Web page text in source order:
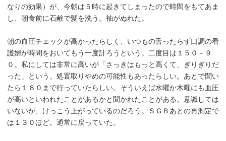
なりの効果）が、今朝は５時に起きてしまったので時間をもてあま
し、朝食前に石鹸で髪を洗う。袖がぬれた。
朝の血圧チェックが高かったらしく、いつもの舌ったらず口調の看
護婦が時間をおいてもう一度計ろうという。二度目は１５０－９
０。私にしては非常に高いが「さっきはもっと高くて、ぎりぎりだ
った」という。処置取りやめの可能性もあったらしい。あとで聞い
たら１８０まで行っていたらしい。そういえば水曜か木曜にも血圧
が高いといわれたことがあるかと聞かれたことがある。意識しては
いないが、けっこう上がっているのだろう。ＳＧＢあとの再測定で
は１３０ほど。通常に戻っていた。